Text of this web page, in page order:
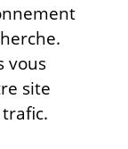
vous
site